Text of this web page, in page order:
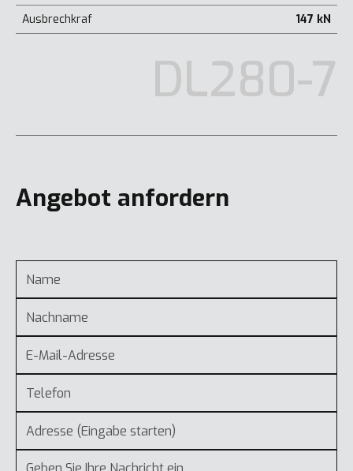
Ausbrechkraf
147 kN
DL280-7
Angebot anfordern